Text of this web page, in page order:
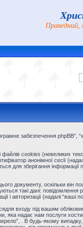
Праведний,
забезпечення phpBB”,
cookies (невеликих
анонімної сесії
для зберігання інформації
документу, оскільки він
такі дані: повідомлення
і авторизації (надалі “ваші
входу під вашим
яка надає нам послуги
. В будь-якому